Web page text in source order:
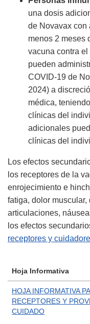
una dosis
de Novavax con
menos 2 meses
vacuna contra
pueden
COVID-19 de
2024) a
médica,
clínicas del
adicionales
clínicas del
Los efectos
los receptores de la
enrojecimiento e
fatiga, dolor
articulaciones,
los efectos
receptores y
Hoja Informativa
HOJA INFORMATIVA
RECEPTORES Y
CUIDADO